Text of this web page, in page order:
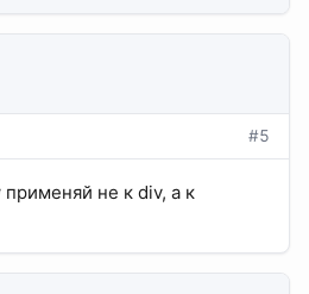
#5
не к div, а к